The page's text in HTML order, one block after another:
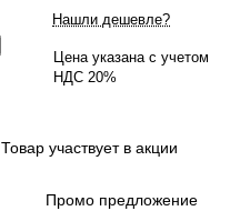
Нашли дешевле?
Цена указана с учетом
НДС 20%
Товар участвует в акции
Промо предложение